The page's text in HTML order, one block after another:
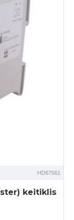
HD67561
keitiklis